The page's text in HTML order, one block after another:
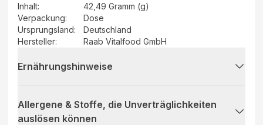
Inhalt:
42,49 Gramm (g)
Verpackung:
Dose
Ursprungsland:
Deutschland
Hersteller: Raab Vitalfood GmbH
Ernährungshinweise
Allergene & Stoffe, die Unverträglichkeiten
auslösen können